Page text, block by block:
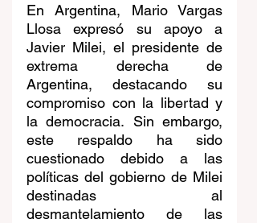
En Argentina, Mario Vargas
Llosa expresó su apoyo a
Javier Milei, el presidente de
extrema derecha de
Argentina, destacando su
compromiso con la libertad y
la democracia. Sin embargo,
este respaldo ha sido
cuestionado debido a las
políticas del gobierno de Milei
destinadas al
desmantelamiento de las